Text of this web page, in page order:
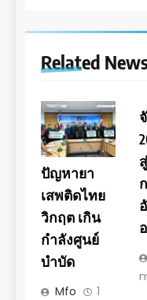
Related
ปัญหายา
เสพติดไทย
วิกฤต เกิน
กำลังศูนย์
บำบัด
Mfo 1